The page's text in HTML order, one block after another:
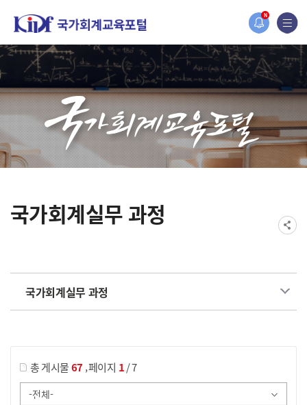
N
홈페이지가 새롭게 개편되었습니다.
한국조세재정연구원홈페이지가 새롭게 개설되었습니다.
국가회계실무 과정
국가회계실무 과정
총 게시물67,페이지 1/ 7